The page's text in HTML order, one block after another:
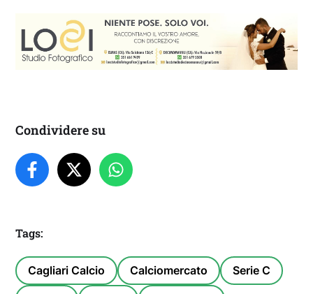
Condividere su
Tags:
Cagliari Calcio Calciomercato Serie C